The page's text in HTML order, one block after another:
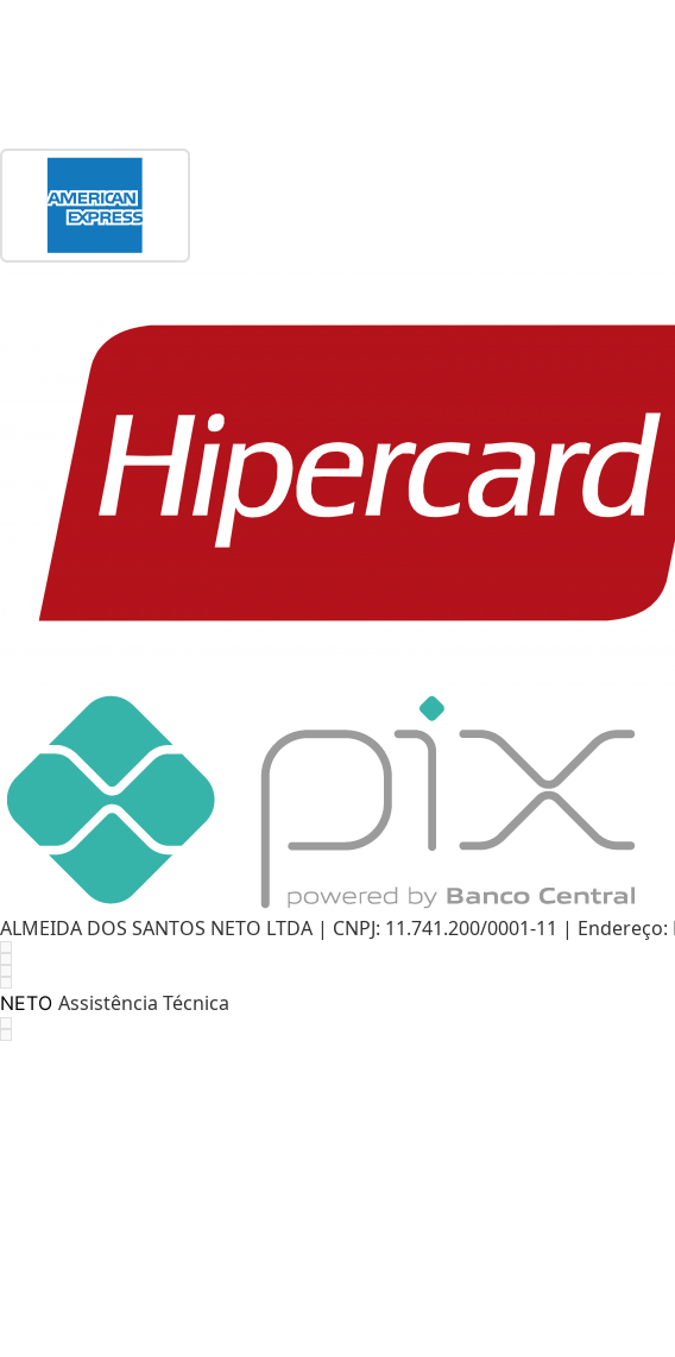
ALMEIDA DOS SANTOS NETO LTDA | CNPJ: 11.741.200/0001-11 |
NETO Assistência Técnica